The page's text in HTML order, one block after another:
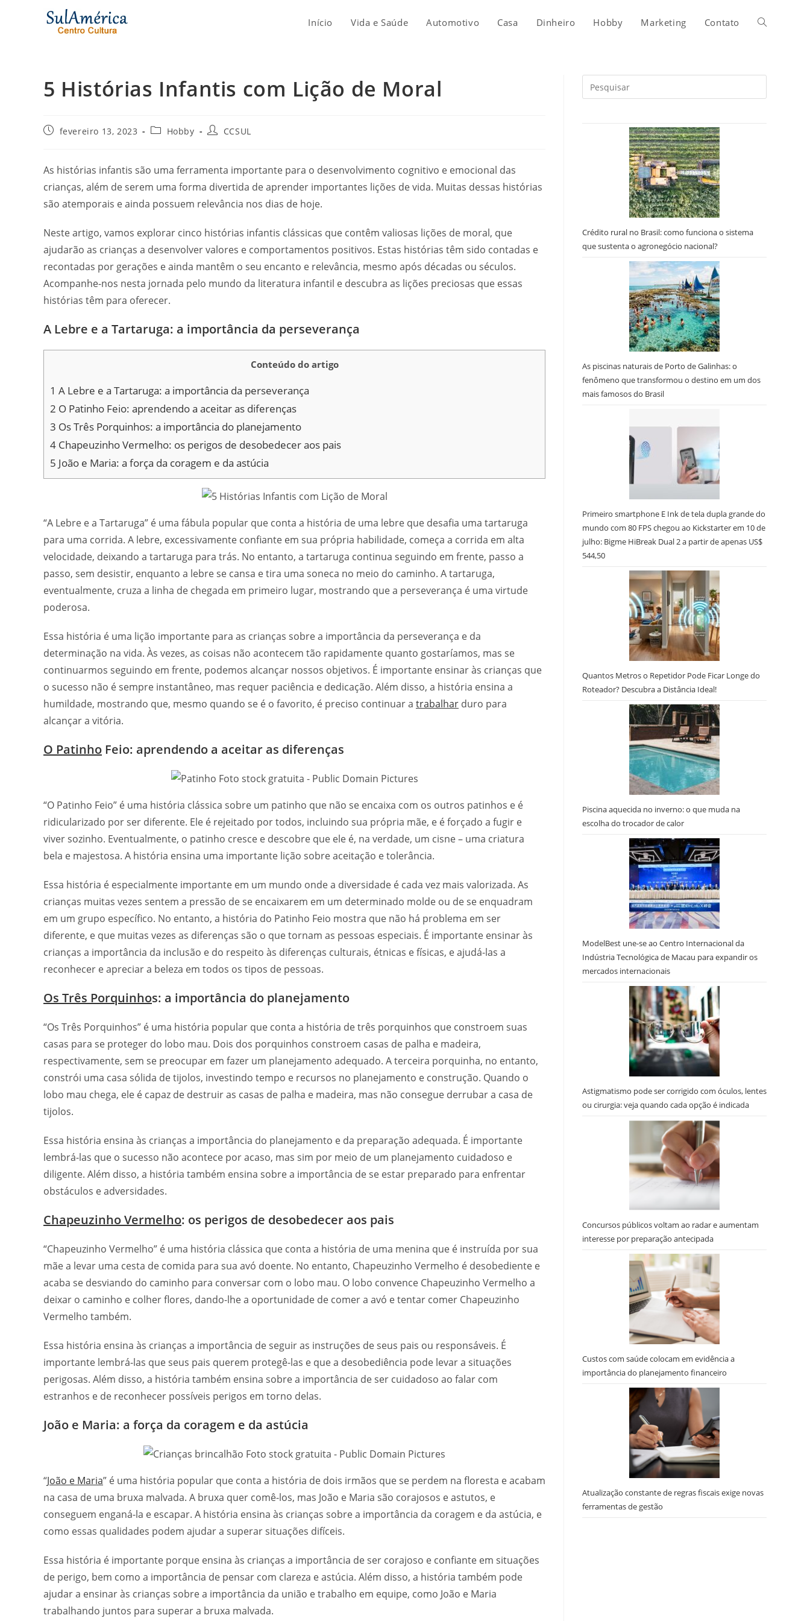
Início Vida e Saúde Automotivo Casa Dinheiro Hobby Marketing Contato Alternar
5 Histórias Infantis com Lição de Moral
Postfevereiro 13, 2023
Categoria
Hobby
AutorCCSUL
As histórias infantis são uma ferramenta importante para o desenvolvimento cognitivo e emocional das
crianças, além de serem uma forma divertida de aprender importantes lições de vida. Muitas dessas histórias
são atemporais e ainda possuem relevância nos dias de hoje.
Neste artigo, vamos explorar cinco histórias infantis clássicas que contêm valiosas lições de moral, que
ajudarão as crianças a desenvolver valores e comportamentos positivos. Estas histórias têm sido contadas e
recontadas por gerações e ainda mantêm o seu encanto e relevância, mesmo após décadas ou séculos.
Acompanhe-nos nesta jornada pelo mundo da literatura infantil e descubra as lições preciosas que essas
histórias têm para oferecer.
A Lebre e a Tartaruga: a importância da perseverança
Conteúdo do artigo
1 A Lebre e a Tartaruga: a importância da perseverança
2 O Patinho Feio: aprendendo a aceitar as diferenças
3 Os Três Porquinhos: a importância do planejamento
4 Chapeuzinho Vermelho: os perigos de desobedecer aos pais
5 João e Maria: a força da coragem e da astúcia
“A Lebre e a Tartaruga” é uma fábula popular que conta a história de uma lebre que desafia uma tartaruga
para uma corrida. A lebre, excessivamente confiante em sua própria habilidade, começa a corrida em alta
velocidade, deixando a tartaruga para trás. No entanto, a tartaruga continua seguindo em frente, passo a
passo, sem desistir, enquanto a lebre se cansa e tira uma soneca no meio do caminho. A tartaruga,
eventualmente, cruza a linha de chegada em primeiro lugar, mostrando que a perseverança é uma virtude
poderosa.
Essa história é uma lição importante para as crianças sobre a importância da perseverança e da
determinação na vida. Às vezes, as coisas não acontecem tão rapidamente quanto gostaríamos, mas se
continuarmos seguindo em frente, podemos alcançar nossos objetivos. É importante ensinar às crianças que
o sucesso não é sempre instantâneo, mas requer paciência e dedicação. Além disso, a história ensina a
humildade, mostrando que, mesmo quando se é o favorito, é preciso continuar a trabalhar duro para
alcançar a vitória.
O Patinho Feio: aprendendo a aceitar as diferenças
“O Patinho Feio” é uma história clássica sobre um patinho que não se encaixa com os outros patinhos e é
ridicularizado por ser diferente. Ele é rejeitado por todos, incluindo sua própria mãe, e é forçado a fugir e
viver sozinho. Eventualmente, o patinho cresce e descobre que ele é, na verdade, um cisne – uma criatura
bela e majestosa. A história ensina uma importante lição sobre aceitação e tolerância.
Essa história é especialmente importante em um mundo onde a diversidade é cada vez mais valorizada. As
crianças muitas vezes sentem a pressão de se encaixarem em um determinado molde ou de se enquadram
em um grupo específico. No entanto, a história do Patinho Feio mostra que não há problema em ser
diferente, e que muitas vezes as diferenças são o que tornam as pessoas especiais. É importante ensinar às
crianças a importância da inclusão e do respeito às diferenças culturais, étnicas e físicas, e ajudá-las a
reconhecer e apreciar a beleza em todos os tipos de pessoas.
Os Três Porquinhos: a importância do planejamento
“Os Três Porquinhos” é uma história popular que conta a história de três porquinhos que constroem suas
casas para se proteger do lobo mau. Dois dos porquinhos constroem casas de palha e madeira,
respectivamente, sem se preocupar em fazer um planejamento adequado. A terceira porquinha, no entanto,
constrói uma casa sólida de tijolos, investindo tempo e recursos no planejamento e construção. Quando o
lobo mau chega, ele é capaz de destruir as casas de palha e madeira, mas não consegue derrubar a casa de
tijolos.
Essa história ensina às crianças a importância do planejamento e da preparação adequada. É importante
lembrá-las que o sucesso não acontece por acaso, mas sim por meio de um planejamento cuidadoso e
diligente. Além disso, a história também ensina sobre a importância de se estar preparado para enfrentar
obstáculos e adversidades.
Chapeuzinho Vermelho: os perigos de desobedecer aos pais
“Chapeuzinho Vermelho” é uma história clássica que conta a história de uma menina que é instruída por sua
mãe a levar uma cesta de comida para sua avó doente. No entanto, Chapeuzinho Vermelho é desobediente e
acaba se desviando do caminho para conversar com o lobo mau. O lobo convence Chapeuzinho Vermelho a
deixar o caminho e colher flores, dando-lhe a oportunidade de comer a avó e tentar comer Chapeuzinho
Vermelho também.
Essa história ensina às crianças a importância de seguir as instruções de seus pais ou responsáveis. É
importante lembrá-las que seus pais querem protegê-las e que a desobediência pode levar a situações
perigosas. Além disso, a história também ensina sobre a importância de ser cuidadoso ao falar com
estranhos e de reconhecer possíveis perigos em torno delas.
João e Maria: a força da coragem e da astúcia
“João e Maria” é uma história popular que conta a história de dois irmãos que se perdem na floresta e acabam
na casa de uma bruxa malvada. A bruxa quer comê-los, mas João e Maria são corajosos e astutos, e
conseguem enganá-la e escapar. A história ensina às crianças sobre a importância da coragem e da astúcia, e
como essas qualidades podem ajudar a superar situações difíceis.
Essa história é importante porque ensina às crianças a importância de ser corajoso e confiante em situações
de perigo, bem como a importância de pensar com clareza e astúcia. Além disso, a história também pode
ajudar a ensinar às crianças sobre a importância da união e trabalho em equipe, como João e Maria
trabalhando juntos para superar a bruxa malvada.
a
Crédito rural no Brasil: como funciona o sistema
que sustenta o agronegócio nacional?
As piscinas naturais de Porto de Galinhas: o
fenômeno que transformou o destino em um dos
mais famosos do Brasil
Primeiro smartphone E Ink de tela dupla grande do
mundo com 80 FPS chegou ao Kickstarter em 10 de
julho: Bigme HiBreak Dual 2 a partir de apenas US$
544,50
Quantos Metros o Repetidor Pode Ficar Longe do
Roteador? Descubra a Distância Ideal!
Piscina aquecida no inverno: o que muda na
escolha do trocador de calor
ModelBest une-se ao Centro Internacional da
Indústria Tecnológica de Macau para expandir os
mercados internacionais
Astigmatismo pode ser corrigido com óculos, lentes
ou cirurgia: veja quando cada opção é indicada
Concursos públicos voltam ao radar e aumentam
interesse por preparação antecipada
Custos com saúde colocam em evidência a
importância do planejamento financeiro
Atualização constante de regras fiscais exige novas
ferramentas de gestão